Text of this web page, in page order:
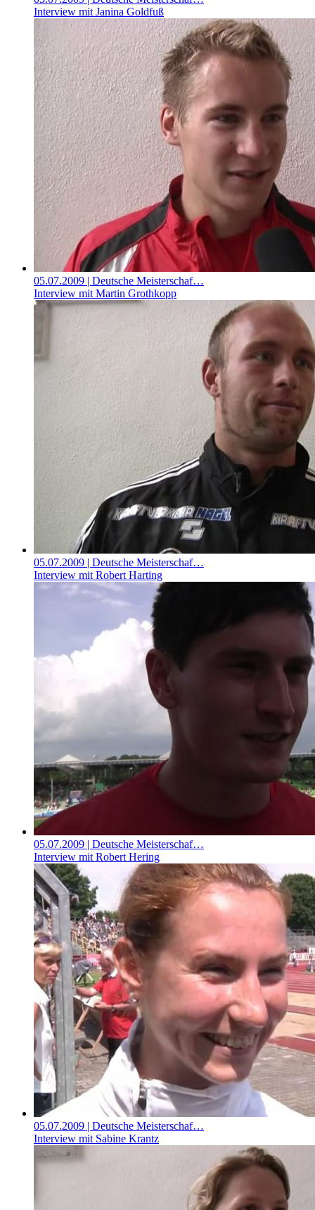
Interview mit Janina Goldfuß
05.07.2009 | Deutsche Meisterschaf…
Interview mit Martin Grothkopp
05.07.2009 | Deutsche Meisterschaf…
Interview mit Robert Harting
05.07.2009 | Deutsche Meisterschaf…
Interview mit Robert Hering
05.07.2009 | Deutsche Meisterschaf…
Interview mit Sabine Krantz